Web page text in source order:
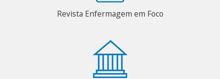
Revista Enfermagem em Foco